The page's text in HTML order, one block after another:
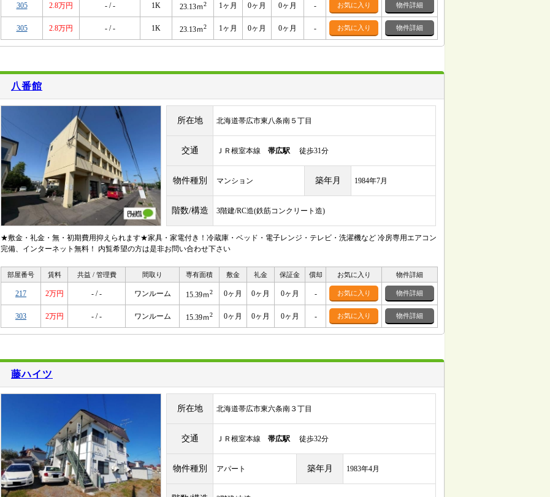
305 2.8万円 - / - 1K 23.13ｍ2 1ヶ月 0ヶ月 0ヶ月 - お気に入り 物件詳細
305 2.8万円 - / - 1K 23.13ｍ2 1ヶ月 0ヶ月 0ヶ月 - お気に入り 物件詳細
八番館
所在地 北海道帯広市東八条南５丁目
交通 ＪＲ根室本線 帯広駅 徒歩31分
物件種別 マンション 築年月 1984年7月
階数/構造 3階建/RC造(鉄筋コンクリート造)
★敷金・礼金・無・初期費用抑えられます★家具・家電付き！冷蔵庫・ベッド・電子レンジ・テレビ・洗濯機など 冷房専用エアコン
完備、インターネット無料！ 内覧希望の方は是非お問い合わせ下さい
部屋番号 賃料 共益 / 管理費 間取り 専有面積 敷金 礼金 保証金 償却 お気に入り 物件詳細
217 2万円 - / - ワンルーム 15.39ｍ2 0ヶ月 0ヶ月 0ヶ月 - お気に入り 物件詳細
303 2万円 - / - ワンルーム 15.39ｍ2 0ヶ月 0ヶ月 0ヶ月 - お気に入り 物件詳細
藤ハイツ
所在地 北海道帯広市東六条南３丁目
交通 ＪＲ根室本線 帯広駅 徒歩32分
物件種別 アパート 築年月 1983年4月